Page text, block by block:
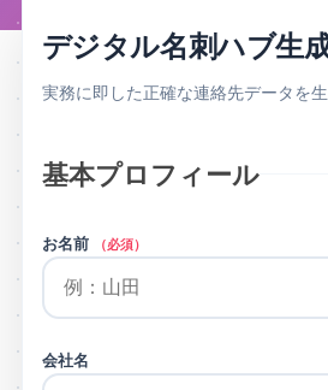
デジタル名刺ハブ生
実務に即した正確な連絡先データを生
基本プロフィール
お名前 （必須）
会社名